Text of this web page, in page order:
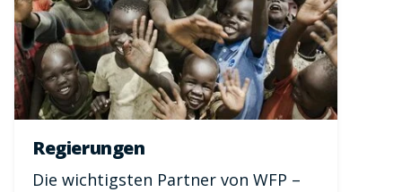
Regierungen
Die wichtigsten Partner von WFP –